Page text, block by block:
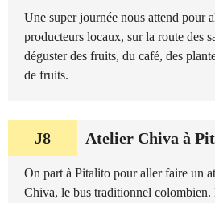
Une super journée nous attend pour
producteurs locaux, sur la route des
déguster des fruits, du café, des
de fruits.
J8 Atelier Chiva à
On part à Pitalito pour aller faire un
Chiva, le bus traditionnel